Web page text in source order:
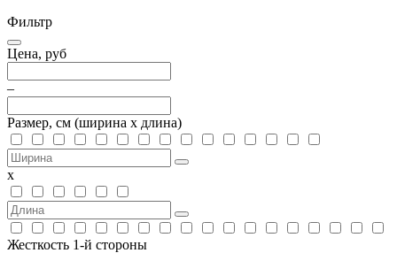
Фильтр
Цена, руб
–
Размер, см (ширина х длина)
х
Жесткость 1-й стороны